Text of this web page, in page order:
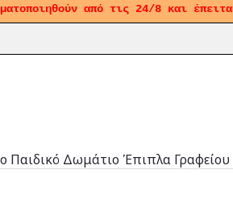
από τις 24/8 και
Παιδικό Δωμάτιο Έπιπλα Γραφείου